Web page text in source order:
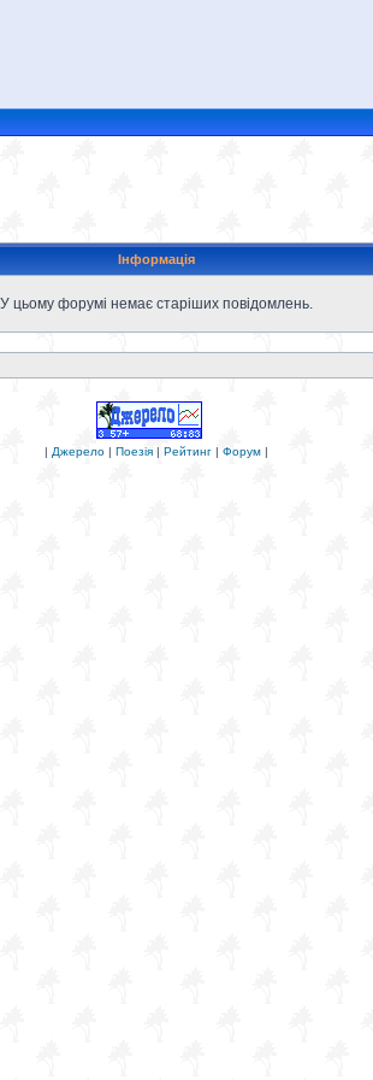
Інформація
У цьому форумі немає старіших повідомлень.
| Джерело | Поезія | Рейтинг | Форум |